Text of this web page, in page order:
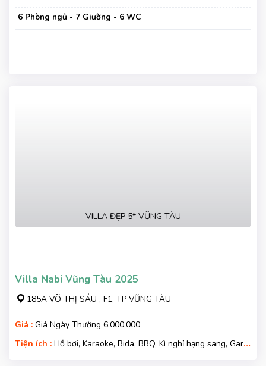
6 Phòng ngủ - 7 Giường - 6 WC
VILLA ĐẸP 5* VŨNG TÀU
Villa Nabi Vũng Tàu 2025
185A VÕ THỊ SÁU , F1, TP VŨNG TÀU
Giá : Giá Ngày Thường 6.000.000
Tiện ích : Hồ bơi, Karaoke, Bida, BBQ, Kì nghỉ hạng sang, Gara